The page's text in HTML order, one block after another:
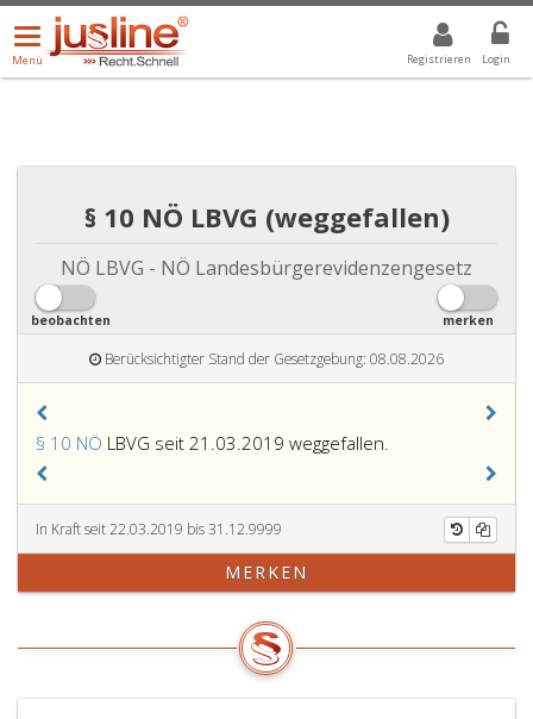
Registrieren Login
Menü
öffnen/schließen
Menü
ALLE DROPDOWN: GEWÄHLTER WERT IST ALLE
§ 10 NÖ LBVG (weggefallen)
NÖ LBVG - NÖ Landesbürgerevidenzengesetz
beobachten merken
Berücksichtigter Stand der Gesetzgebung: 08.08.2026
§ 10 NÖ LBVG seit 21.03.2019 weggefallen.
In Kraft seit 22.03.2019 bis 31.12.9999
MERKEN